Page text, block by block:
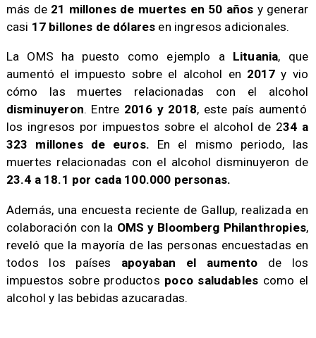
más de 21 millones de muertes en 50 años y generar
casi 17 billones de dólares en ingresos adicionales.
La OMS ha puesto como ejemplo aLituania, que
aumentó el impuesto sobre el alcohol en 2017 y vio
cómo las muertes relacionadas con el alcohol
disminuyeron. Entre 2016 y 2018, este país aumentó
los ingresos por impuestos sobre el alcohol de 234 a
323 millones de euros. En el mismo periodo, las
muertes relacionadas con el alcohol disminuyeron de
23.4 a 18.1 por cada 100.000 personas.
Además, una encuesta reciente de Gallup, realizada en
colaboración con la OMS y Bloomberg Philanthropies,
reveló que la mayoría de las personas encuestadas en
todos los países apoyaban el aumento de los
impuestos sobre productos poco saludables como el
alcohol y las bebidas azucaradas.